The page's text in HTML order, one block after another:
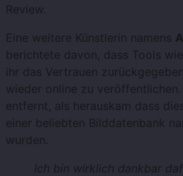
Review.
Eine weitere Künstlerin namens
berichtete davon, dass Tools
ihr das Vertrauen
wieder online zu
entfernt, als herauskam dass
einer beliebten Bilddatenbank
wurden.
Ich bin wirklich dankbar